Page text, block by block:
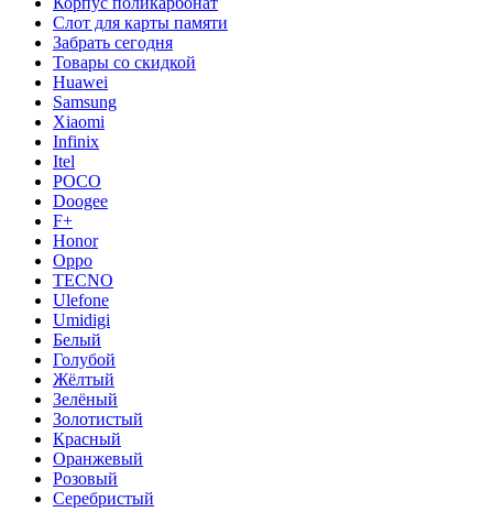
Слот для карты памяти
Забрать сегодня
Товары со скидкой
Huawei
Samsung
Xiaomi
Infinix
Itel
POCO
Doogee
F+
Honor
Oppo
TECNO
Ulefone
Umidigi
Белый
Голубой
Жёлтый
Зелёный
Золотистый
Красный
Оранжевый
Розовый
Серебристый